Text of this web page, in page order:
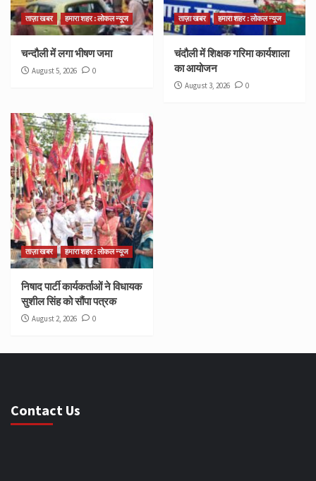
ताज़ा खबर हमारा शहर : लोकल न्यूज
चन्दौली में लगा भीषण जमा
August 5, 2026 0
ताज़ा खबर हमारा शहर : लोकल न्यूज
चंदौली में शिक्षक गरिमा कार्यशाला
का आयोजन
August 3, 2026 0
ताज़ा खबर हमारा शहर : लोकल न्यूज
निषाद पार्टी कार्यकर्ताओं ने विधायक
सुशील सिंह को सौंपा पत्रक
August 2, 2026 0
Contact Us